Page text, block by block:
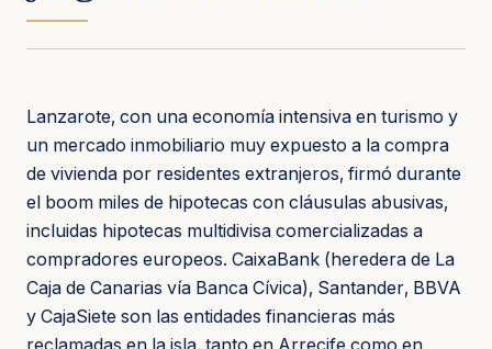
Lanzarote, con una economía intensiva en turismo y
un mercado inmobiliario muy expuesto a la compra
de vivienda por residentes extranjeros, firmó durante
el boom miles de hipotecas con cláusulas abusivas,
incluidas hipotecas multidivisa comercializadas a
compradores europeos. CaixaBank (heredera de La
Caja de Canarias vía Banca Cívica), Santander, BBVA
y CajaSiete son las entidades financieras más
reclamadas en la isla, tanto en Arrecife como en